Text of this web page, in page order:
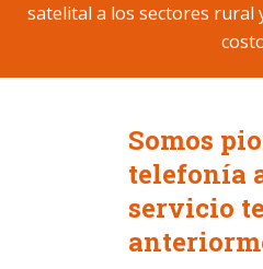
satelital a los sectores rural
Somos
telefonía
servicio